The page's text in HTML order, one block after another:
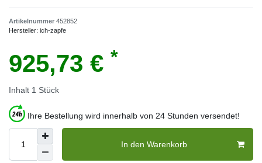
Artikelnummer 452852
Hersteller: ich-zapfe
925,73 € *
Inhalt 1 Stück
Ihre Bestellung wird innerhalb von 24 Stunden versendet!
In den Warenkorb